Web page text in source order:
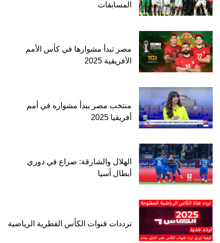
المسابقات
مصر تبدأ مشوارها في كأس الأمم
الأفريقية 2025
منتخب مصر يبدأ مشواره في أمم
أفريقيا 2025
الهلال والشارقة: صراع في دوري
أبطال آسيا
ترددات قنوات الكأس القطرية الرياضية